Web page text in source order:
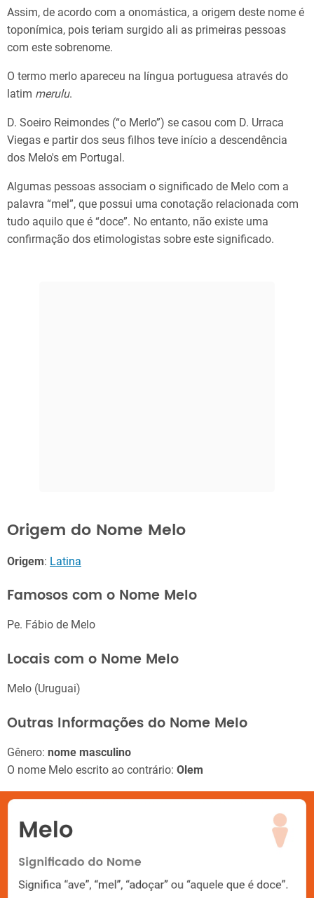
Assim, de acordo com a onomástica, a origem deste nome é
toponímica, pois teriam surgido ali as primeiras pessoas
com este sobrenome.
O termo merlo apareceu na língua portuguesa através do
latim merulu.
D. Soeiro Reimondes (“o Merlo”) se casou com D. Urraca
Viegas e partir dos seus filhos teve início a descendência
dos Melo's em Portugal.
Algumas pessoas associam o significado de Melo com a
palavra “mel”, que possui uma conotação relacionada com
tudo aquilo que é “doce”. No entanto, não existe uma
confirmação dos etimologistas sobre este significado.
Origem do Nome Melo
Origem: Latina
Famosos com o Nome Melo
Pe. Fábio de Melo
Locais com o Nome Melo
Melo (Uruguai)
Outras Informações do Nome Melo
Gênero: nome masculino
O nome Melo escrito ao contrário: Olem